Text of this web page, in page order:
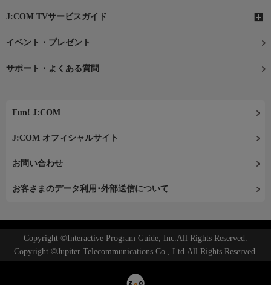
J:COM TVサービスガイド
イベント・プレゼント
サポート・よくある質問
Fun! J:COM
J:COM オフィシャルサイト
お問い合わせ
お客さまのデータ利用･外部送信について
Copyright ©Interactive Program Guide, Inc.All Rights Reserved.
Copyright ©Jupiter Telecommunications Co., Ltd.All Rights Reserved.